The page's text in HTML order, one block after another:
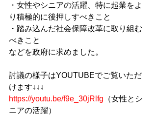
・女性やシニアの活躍、特に起業をよ
り積極的に後押しすべきこと
・踏み込んだ社会保障改革に取り組む
べきこと
などを政府に求めました。
討議の様子はYOUTUBEでご覧いただ
けます↓↓↓
https://youtu.be/f9e_30jRlfg （女性とシ
ニアの活躍）